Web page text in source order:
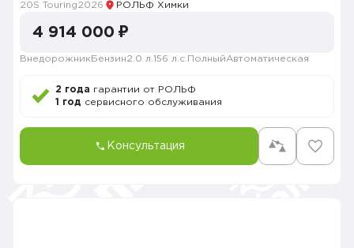
20S Touring2026 РОЛЬФ Химки
4 914 000 ₽
Внедорожник Бензин2.0 л. 156 л.с. ПолныйАвтоматическая
2 года гарантии от РОЛЬФ
1 год сервисного обслуживания
Консультация